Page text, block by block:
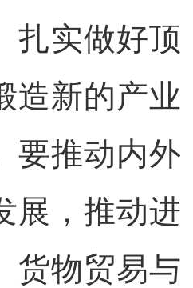
扎实做好顶
造新的产业
要推动内外
展，推动进
货物贸易与